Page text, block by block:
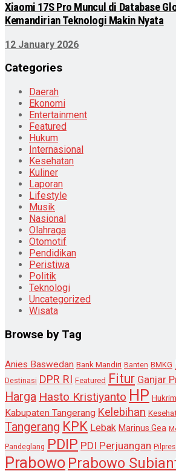
Xiaomi 17S Pro Muncul di Database
Kemandirian Teknologi Makin Nyata
12 January 2026
Categories
Daerah
Ekonomi
Entertainment
Featured
Hukum
Internasional
Kesehatan
Kuliner
Laporan
Lifestyle
Musik
Nasional
Olahraga
Otomotif
Pendidikan
Peristiwa
Politik
Teknologi
Uncategorized
Wisata
Browse by Tag
Anies Baswedan Bank Mandiri Banten BMKG
Destinasi DPR RI Featured Fitur Ganjar
Harga Hasto Kristiyanto HP Hukrim
Kabupaten Tangerang Kelebihan
Tangerang KPK Lebak Marinus Gea
Pandeglang PDIP PDI Perjuangan
Prabowo Prabowo